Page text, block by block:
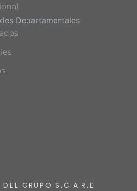
Departamentales
DEL GRUPO S.C.A.R.E.